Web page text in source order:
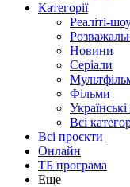
Категорії
Реаліті-
Новини
Серіали
Фільми
Всі
Всі проєкти
Онлайн
ТБ програма
Еще